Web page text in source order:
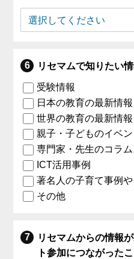
リセマムで知りたい
受験情報
日本の教育の最新情報
世界の教育の最新情報
親子・子どものイベ
専門家・先生のコラム
ICT活用事例
著名人の子育て事例
その他
リセマムからの情報
ト参加につながった